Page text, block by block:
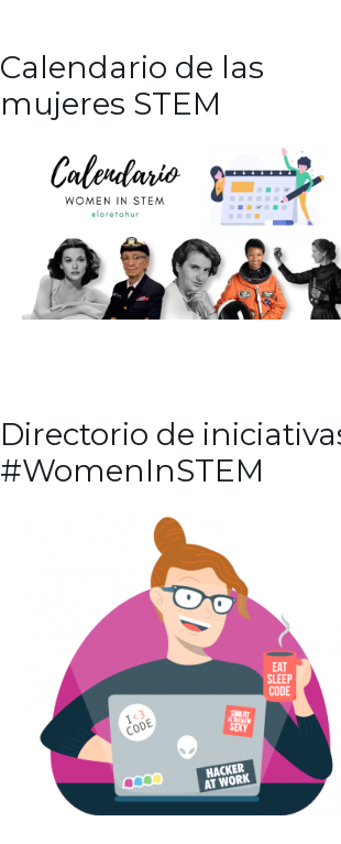
Calendario de las
mujeres STEM
Directorio de
#WomenInSTEM